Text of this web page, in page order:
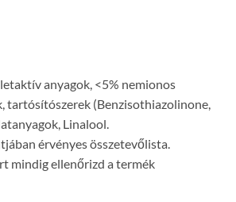
anyagok, <5% nemionos
tartósítószerek (Benzisothiazolinone,
Linalool.
érvényes összetevőlista.
mindig ellenőrizd a termék